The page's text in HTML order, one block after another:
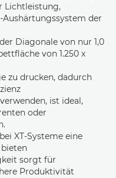
Lichtleistung,
der
Diagonale von nur 1,0
von 1.250 x
zu drucken, dadurch
ist ideal,
oder
XT-Systeme eine
bieten
sorgt für
Produktivität